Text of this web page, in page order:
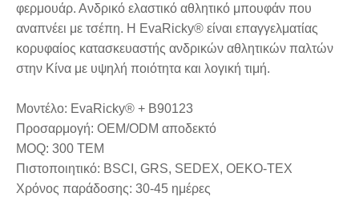
φερμουάρ. Ανδρικό ελαστικό αθλητικό μπουφάν που
αναπνέει με τσέπη. Η EvaRicky® είναι επαγγελματίας
κορυφαίος κατασκευαστής ανδρικών αθλητικών παλτών
στην Κίνα με υψηλή ποιότητα και λογική τιμή.
Μοντέλο: EvaRicky® + B90123
Προσαρμογή: OEM/ODM αποδεκτό
MOQ: 300 ΤΕΜ
Πιστοποιητικό: BSCI, GRS, SEDEX, OEKO-TEX
Χρόνος παράδοσης: 30-45 ημέρες